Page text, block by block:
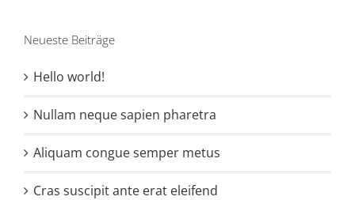
Neueste Beiträge
Hello world!
Nullam neque sapien pharetra
Aliquam congue semper metus
Cras suscipit ante erat eleifend